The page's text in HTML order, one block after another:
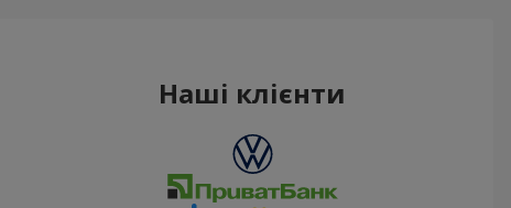
Наші клієнти